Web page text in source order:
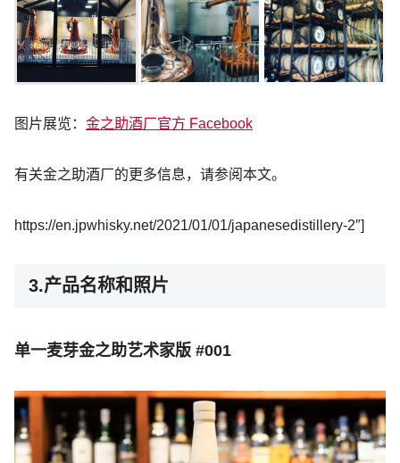
图片展览： 金之助酒厂官方 Facebook
有关金之助酒厂的更多信息，请参阅本文。
https://en.jpwhisky.net/2021/01/01/japanesedistillery-2″]
3.产品名称和照片
单一麦芽金之助艺术家版 #001